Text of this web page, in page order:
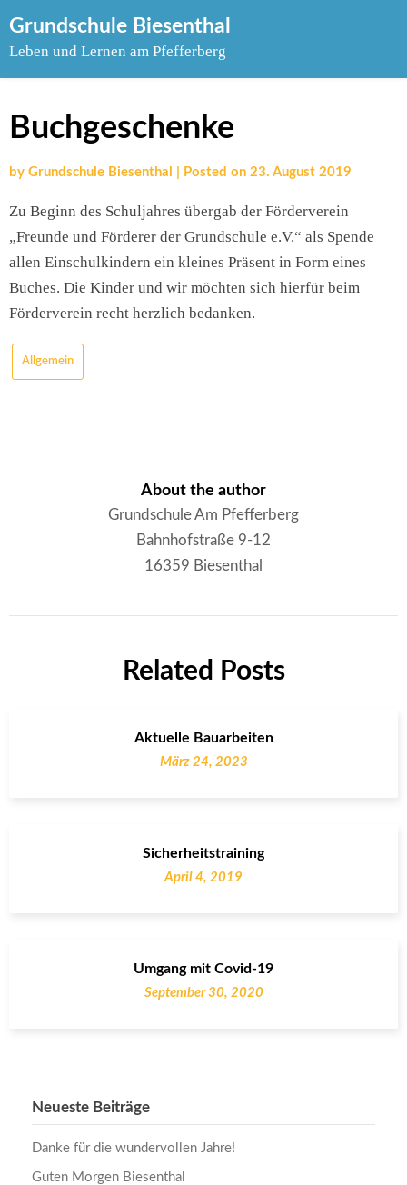
to
Grundschule Biesenthal
Leben und Lernen am Pfefferberg
Buchgeschenke
by Grundschule Biesenthal Posted on 23. August 2019
Zu Beginn des Schuljahres übergab der Förderverein
„Freunde und Förderer der Grundschule e.V.“ als Spende
allen Einschulkindern ein kleines Präsent in Form eines
Buches. Die Kinder und wir möchten sich hierfür beim
Förderverein recht herzlich bedanken.
Allgemein
About the author
Grundschule Am Pfefferberg
Bahnhofstraße 9-12
16359 Biesenthal
Related Posts
Aktuelle Bauarbeiten
März 24, 2023
Sicherheitstraining
April 4, 2019
Umgang mit Covid-19
September 30, 2020
Neueste Beiträge
Danke für die wundervollen Jahre!
Guten Morgen Biesenthal